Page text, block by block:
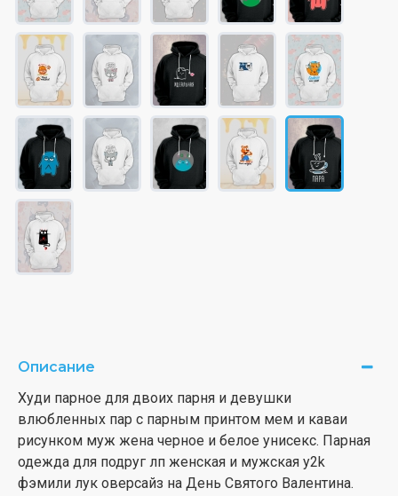
Описание
Худи парное для двоих парня и девушки
влюбленных пар с парным принтом мем и каваи
рисунком муж жена черное и белое унисекс. Парная
одежда для подруг лп женская и мужская y2k
фэмили лук оверсайз на День Святого Валентина.